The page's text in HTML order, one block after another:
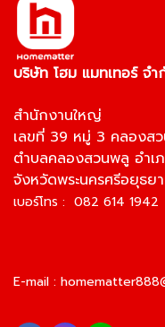
บริษัท โฮม แมทเทอร์ จำ
สำนักงานใหญ่
เลขที่ 39 หมู่ 3 คลองส
ตำบลคลองสวนพลู อำเ
จังหวัดพระนครศรีอยุธย
เบอร์โทร : 082 614 1942
E-mail :